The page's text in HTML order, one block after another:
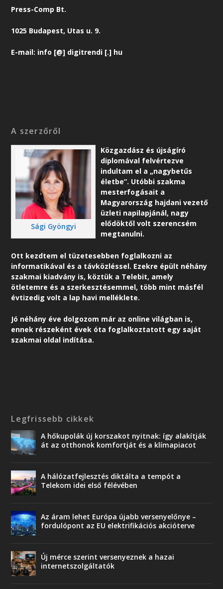
Press-Comp Bt.
1025 Budapest, Utas u. 9.
E-mail: info [@] digitrendi [.] hu
A szerzőről
Sági Gyöngyi
Közgazdász és újságíró
diplomával felvértezve
indultam el a „nagybetűs
életbe”. Utóbbi szakma
mesterfogásait a
Magyarország hajdani vezető
üzleti napilapjánál, nagy
elődöktől volt szerencsém
megtanulni.
Ott kezdtem el tüzetesebben foglalkozni az
informatikával és a távközléssel. Ezekre épült néhány
szakmai kiadvány is, köztük a Telebit, amely
ötletemre és a szerkesztésemmel, több mint másfél
évtizedig volt a lap havi melléklete.
Jó néhány éve dolgozom már az online világban is,
ennek részeként évek óta foglalkoztatott egy saját
szakmai oldal indítása.
Legfrissebb cikkek
A hőkupolák új korszakot nyitnak: így alakítják
át az otthonok komfortját és a klímapiacot
A hálózatfejlesztés diktálta a tempót a
Telekom idei első félévében
Az áram lehet Európa újabb versenyelőnye –
fordulópont az EU elektrifikációs akcióterve
Új mérce szerint versenyeznek a hazai
internetszolgáltatók